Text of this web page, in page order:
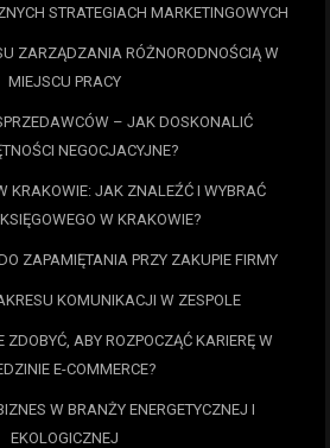
STRATEGIACH MARKETINGOWYCH
ZARZĄDZANIA RÓŻNORODNOŚCIĄ W
MIEJSCU PRACY
– JAK DOSKONALIĆ
NEGOCJACYJNE?
KRAKOWIE: JAK ZNALEŹĆ I WYBRAĆ
W KRAKOWIE?
ZAPAMIĘTANIA PRZY ZAKUPIE FIRMY
KOMUNIKACJI W ZESPOLE
ABY ROZPOCZĄĆ KARIERĘ W
E-COMMERCE?
W BRANŻY ENERGETYCZNEJ I
EKOLOGICZNEJ